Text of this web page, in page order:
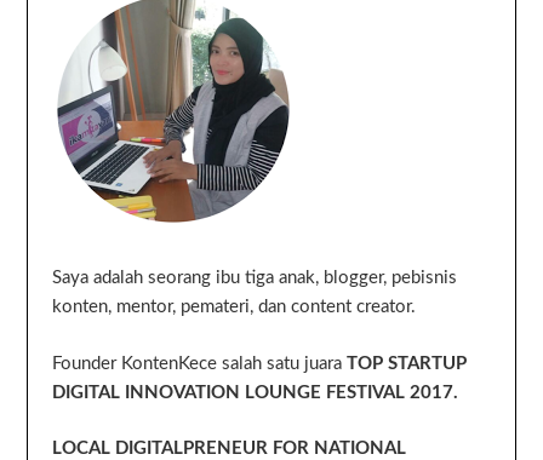
Saya adalah seorang ibu tiga anak, blogger, pebisnis
konten, mentor, pemateri, dan content creator.
Founder KontenKece salah satu juaraTOP STARTUP
DIGITAL INNOVATION LOUNGE FESTIVAL 2017.
LOCAL DIGITALPRENEUR FOR NATIONAL